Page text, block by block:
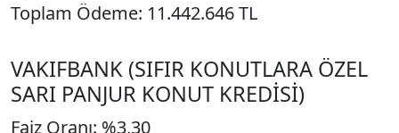
Toplam Ödeme: 11.442.646 TL
VAKIFBANK (SIFIR KONUTLARA ÖZEL
SARI PANJUR KONUT KREDİSİ)
Faiz Oranı: %3,30